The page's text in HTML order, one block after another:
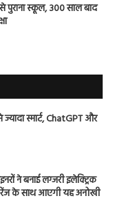
स्कूल, 300 साल बाद
स्मार्ट, ChatGPT और
ने बनाई लग्जरी इलेक्ट्रिक
रेंज के साथ आएगी यह अनोखी